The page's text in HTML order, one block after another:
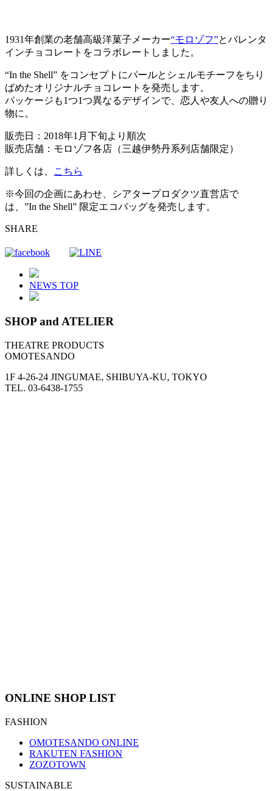
1931年創業の老舗高級洋菓子メーカー“モロゾフ”とバレンタ
インチョコレートをコラボレートしました。
“In the Shell” をコンセプトにパールとシェルモチーフをちり
ばめたオリジナルチョコレートを発売します。
パッケージも1つ1つ異なるデザインで、恋人や友人への贈り
物に。
販売日：2018年1月下旬より順次
販売店舗：モロゾフ各店（三越伊勢丹系列店舗限定）
詳しくは、 こちら
※今回の企画にあわせ、シアタープロダクツ直営店で
は、”In the Shell” 限定エコバッグを発売します。
SHARE
NEWS TOP
SHOP and ATELIER
THEATRE PRODUCTS
OMOTESANDO
1F 4-26-24 JINGUMAE, SHIBUYA-KU, TOKYO
TEL. 03-6438-1755
ONLINE SHOP LIST
FASHION
OMOTESANDO ONLINE
RAKUTEN FASHION
ZOZOTOWN
SUSTAINABLE